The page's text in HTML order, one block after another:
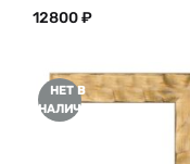
12800₽
НЕТ В
НАЛИЧИИ